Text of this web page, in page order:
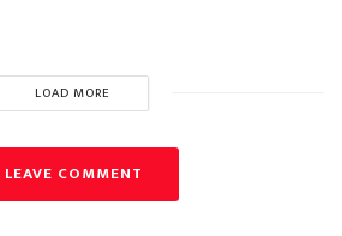
LOAD MORE
LEAVE COMMENT